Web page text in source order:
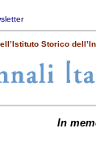
Storico
In